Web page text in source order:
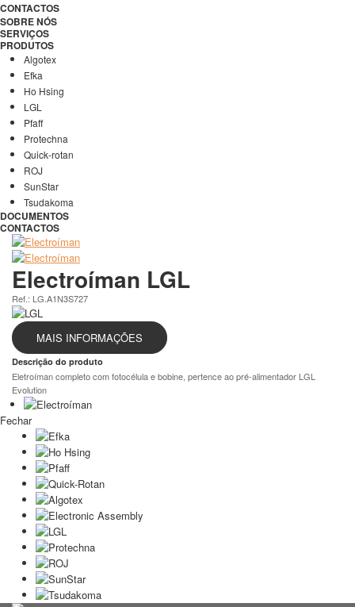
CONTACTOS
SOBRE NÓS
SERVIÇOS
PRODUTOS
Algotex
Efka
Ho Hsing
LGL
Pfaff
Protechna
Quick-rotan
ROJ
SunStar
Tsudakoma
DOCUMENTOS
CONTACTOS
Electroíman LGL
Ref.: LG.A1N3S727
MAIS INFORMAÇÕES
Descrição do produto
Eletroíman completo com fotocélula e bobine, pertence ao pré-alimentador LGL
Evolution
Fechar